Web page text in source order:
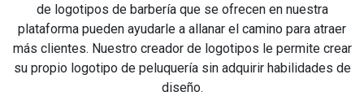
de logotipos de barbería que se ofrecen en nuestra
plataforma pueden ayudarle a allanar el camino para atraer
más clientes. Nuestro creador de logotipos le permite crear
su propio logotipo de peluquería sin adquirir habilidades de
diseño.